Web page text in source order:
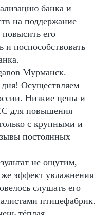
банка и
на поддержание
его
и поспособствовать
Мурманск.
дня! Осуществляем
Низкие цены и
для повышения
с крупными и
постоянных
не ощутим,
же эффект увлажнения
слушать его
птицефабрик.